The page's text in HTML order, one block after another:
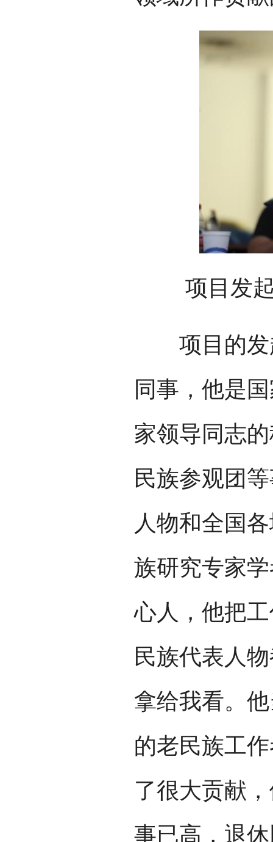
项目发
项目的发
同事，他是
家领导同志
民族参观团
人物和全国
族研究专家
心人，他把
民族代表人
拿给我看。
的老民族工
了很大贡献
事已高，退